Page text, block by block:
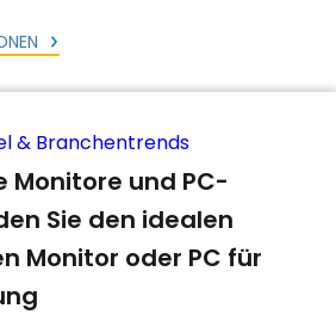
& Branchentrends
Monitore und PC-
Sie den idealen
Monitor oder PC für